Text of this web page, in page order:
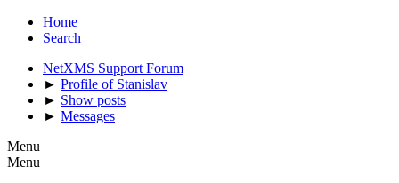
Home
Search
NetXMS Support Forum
► Profile of Stanislav
► Show posts
► Messages
Menu
Menu